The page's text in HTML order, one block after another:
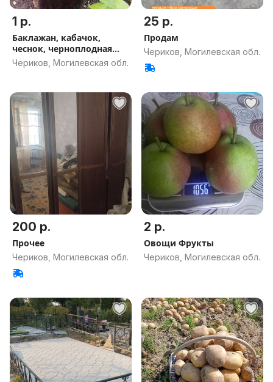
1 р.
Баклажан, кабачок,
чеснок, черноплодная
рябина
Чериков, Могилевская обл.
25 р.
Продам
Чериков, Могилевская обл.
200 р.
Прочее
Чериков, Могилевская обл.
2 р.
Овощи Фрукты
Чериков, Могилевская обл.